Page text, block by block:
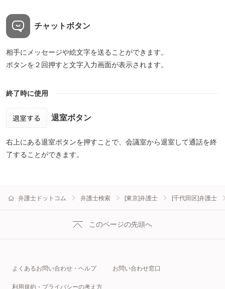
チャットボタン
相手にメッセージや絵文字を送ることができます。
ボタンを２回押すと文字入力画面が表示されます。
終了時に使用
退室ボタン
右上にある退室ボタンを押すことで、会議室から退室して通話を終
了することができます。
弁護士ドットコム 弁護士検索 [東京]弁護士 [千代田区]弁護士
このページの先頭へ
よくあるお問い合わせ・ヘルプ お問い合わせ窓口
利用規約・プライバシーの考え方